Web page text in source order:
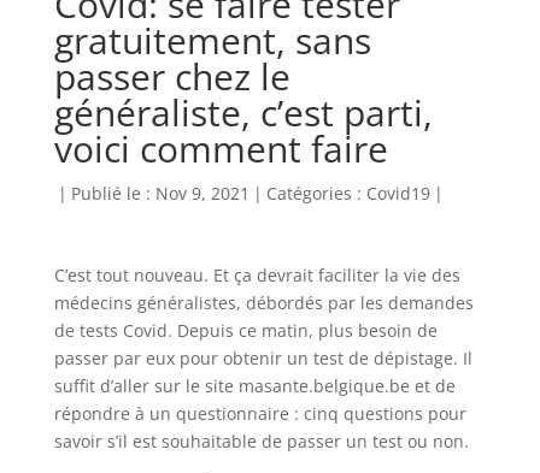
gratuitement, sans
passer chez le
généraliste, c’est parti,
voici comment faire
| Publié le : Nov 9, 2021 | Catégories : Covid19 |
C’est tout nouveau. Et ça devrait faciliter la vie des
médecins généralistes, débordés par les demandes
de tests Covid. Depuis ce matin, plus besoin de
passer par eux pour obtenir un test de dépistage. Il
suffit d’aller sur le site masante.belgique.be et de
répondre à un questionnaire : cinq questions pour
savoir s’il est souhaitable de passer un test ou non.